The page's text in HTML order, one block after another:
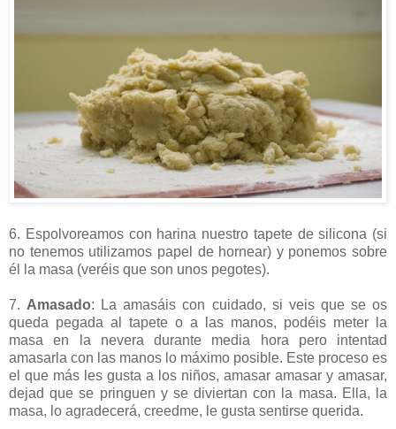
6. Espolvoreamos con harina nuestro tapete de silicona (si
no tenemos utilizamos papel de hornear) y ponemos sobre
él la masa (veréis que son unos pegotes).
7. Amasado: La amasáis con cuidado, si veis que se os
queda pegada al tapete o a las manos, podéis meter la
masa en la nevera durante media hora pero intentad
amasarla con las manos lo máximo posible. Este proceso es
el que más les gusta a los niños, amasar amasar y amasar,
dejad que se pringuen y se diviertan con la masa. Ella, la
masa, lo agradecerá, creedme, le gusta sentirse querida.